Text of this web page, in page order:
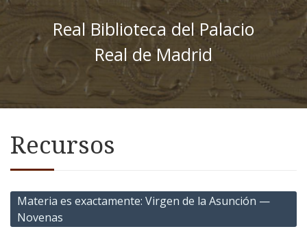
Real Biblioteca del Palacio
Real de Madrid
Recursos
Materia es exactamente Virgen de la Asunción —
Novenas